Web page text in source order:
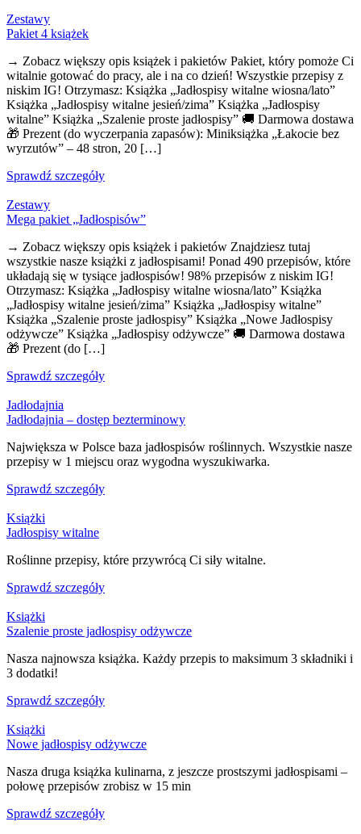
Zestawy
Pakiet 4 książek
→ Zobacz większy opis książek i pakietów Pakiet, który pomoże Ci
witalnie gotować do pracy, ale i na co dzień! Wszystkie przepisy z
niskim IG! Otrzymasz: Książka „Jadłospisy witalne wiosna/lato”
Książka „Jadłospisy witalne jesień/zima” Książka „Jadłospisy
witalne” Książka „Szalenie proste jadłospisy” 🚚 Darmowa dostawa
🎁 Prezent (do wyczerpania zapasów): Miniksiążka „Łakocie bez
wyrzutów” – 48 stron, 20 […]
Sprawdź szczegóły
Zestawy
Mega pakiet „Jadłospisów”
→ Zobacz większy opis książek i pakietów Znajdziesz tutaj
wszystkie nasze książki z jadłospisami! Ponad 490 przepisów, które
układają się w tysiące jadłospisów! 98% przepisów z niskim IG!
Otrzymasz: Książka „Jadłospisy witalne wiosna/lato” Książka
„Jadłospisy witalne jesień/zima” Książka „Jadłospisy witalne”
Książka „Szalenie proste jadłospisy” Książka „Nowe Jadłospisy
odżywcze” Książka „Jadłospisy odżywcze” 🚚 Darmowa dostawa
🎁 Prezent (do […]
Sprawdź szczegóły
Jadłodajnia
Jadłodajnia – dostęp bezterminowy
Największa w Polsce baza jadłospisów roślinnych. Wszystkie nasze
przepisy w 1 miejscu oraz wygodna wyszukiwarka.
Sprawdź szczegóły
Książki
Jadłospisy witalne
Roślinne przepisy, które przywrócą Ci siły witalne.
Sprawdź szczegóły
Książki
Szalenie proste jadłospisy odżywcze
Nasza najnowsza książka. Każdy przepis to maksimum 3 składniki i
3 dodatki!
Sprawdź szczegóły
Książki
Nowe jadłospisy odżywcze
Nasza druga książka kulinarna, z jeszcze prostszymi jadłospisami –
połowę przepisów zrobisz w 15 min
Sprawdź szczegóły